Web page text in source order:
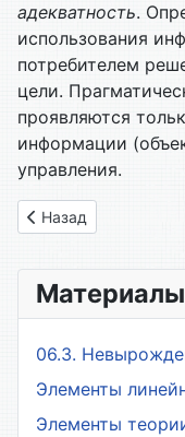
адекватность.
использования
потребителем
цели.
проявляются
информации
управления.
Предыдущий: 33.
Назад
06.3.
Элементы
Элементы